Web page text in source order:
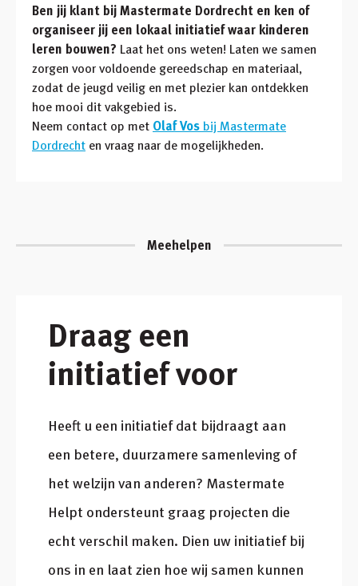
Ben jij klant bij Mastermate Dordrecht en ken of
organiseer jij een lokaal initiatief waar kinderen
leren bouwen? Laat het ons weten! Laten we samen
zorgen voor voldoende gereedschap en materiaal,
zodat de jeugd veilig en met plezier kan ontdekken
hoe mooi dit vakgebied is.
Neem contact op met Olaf Vosbij Mastermate
Dordrecht en vraag naar de mogelijkheden.
Meehelpen
Draag een
initiatief voor
Heeft u een initiatief dat bijdraagt aan
een betere, duurzamere samenleving of
het welzijn van anderen? Mastermate
Helpt ondersteunt graag projecten die
echt verschil maken. Dien uw initiatief bij
ons in en laat zien hoe wij samen kunnen